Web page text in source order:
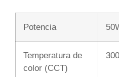
Potencia
Temperatura de
color (CCT)